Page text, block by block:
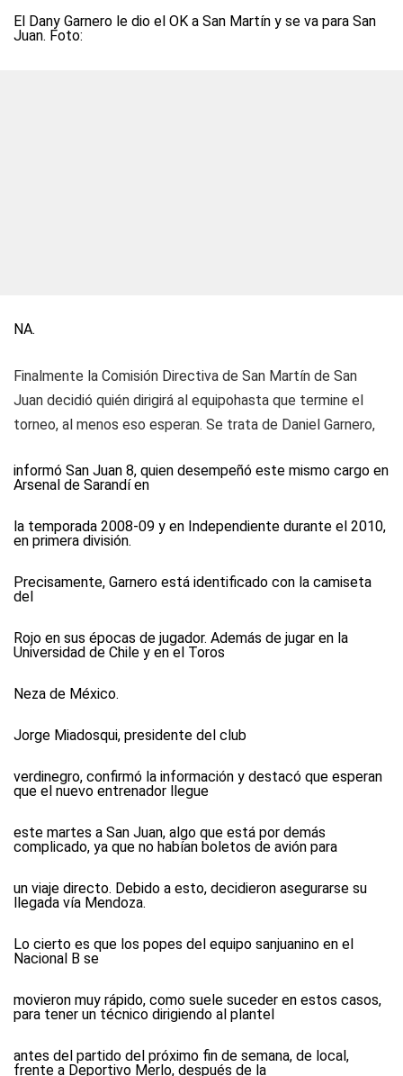
El Dany Garnero le dio el OK a San Martín y se va para San
Juan. Foto:
NA.
Finalmente la Comisión Directiva de San Martín de San
Juan decidió quién dirigirá al equipohasta que termine el
torneo, al menos eso esperan. Se trata de Daniel Garnero,
informó San Juan 8, quien desempeñó este mismo cargo en
Arsenal de Sarandí en
la temporada 2008-09 y en Independiente durante el 2010,
en primera división.
Precisamente, Garnero está identificado con la camiseta
del
Rojo en sus épocas de jugador. Además de jugar en la
Universidad de Chile y en el Toros
Neza de México.
Jorge Miadosqui, presidente del club
verdinegro, confirmó la información y destacó que esperan
que el nuevo entrenador llegue
este martes a San Juan, algo que está por demás
complicado, ya que no habían boletos de avión para
un viaje directo. Debido a esto, decidieron asegurarse su
llegada vía Mendoza.
Lo cierto es que los popes del equipo sanjuanino en el
Nacional B se
movieron muy rápido, como suele suceder en estos casos,
para tener un técnico dirigiendo al plantel
antes del partido del próximo fin de semana, de local,
frente a Deportivo Merlo, después de la